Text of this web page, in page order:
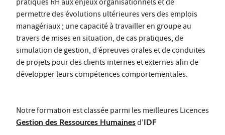
pratiques RH aux enjeux organisationnels et de
permettre des évolutions ultérieures vers des emplois
managériaux ; une capacité à travailler en groupe au
travers de mises en situation, de cas pratiques, de
simulation de gestion, d’épreuves orales et de conduites
de projets pour des clients internes et externes afin de
développer leurs compétences comportementales.
Notre formation est classée parmi les meilleures Licences
Gestion des Ressources Humainesd'IDF